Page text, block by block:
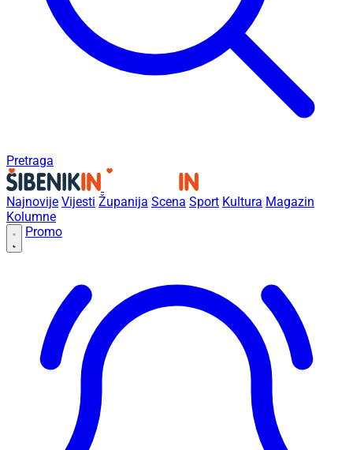
Pretraga
Najnovije Vijesti Županija Scena Sport Kultura Magazin
Kolumne
Promo